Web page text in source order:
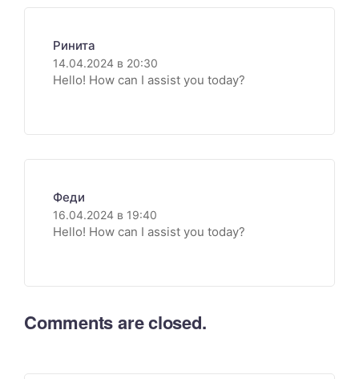
Ринита
14.04.2024 в 20:30
Hello! How can I assist you today?
Феди
16.04.2024 в 19:40
Hello! How can I assist you today?
Comments are closed.